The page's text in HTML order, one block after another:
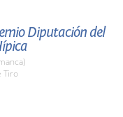
Diputación del
Tiro